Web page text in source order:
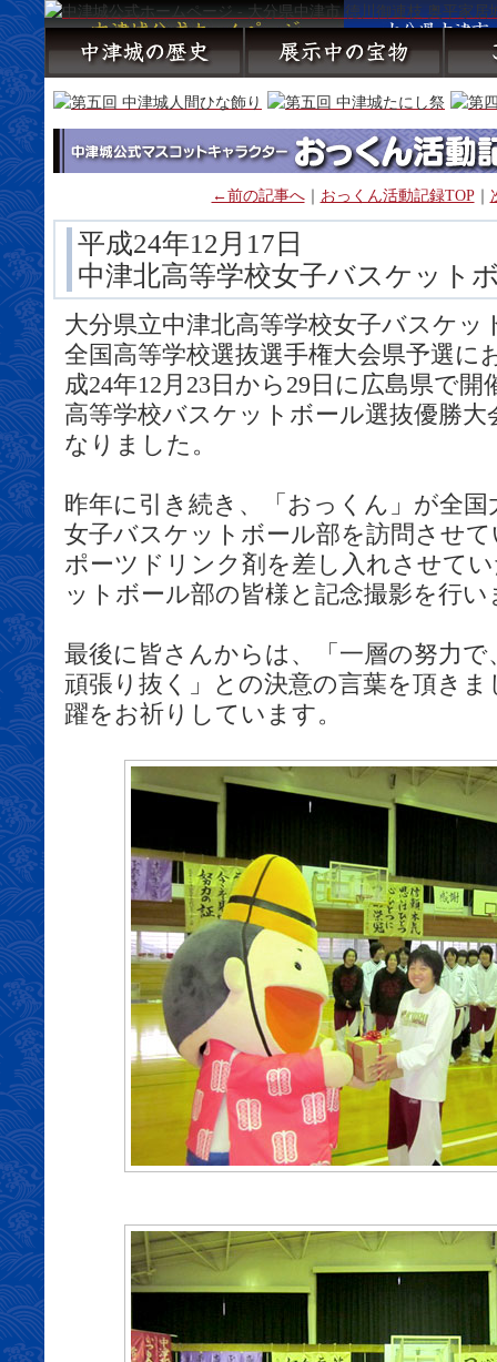
←前の記事へ｜ おっくん活動記録TOP｜
平成24年12月17日
中津北高等学校女子バスケット
大分県立中津北高等学校女子バスケッ
全国高等学校選抜選手権大会県予選に
成24年12月23日から29日に広島県で開
高等学校バスケットボール選抜優勝
なりました。
昨年に引き続き、「おっくん」が全国
女子バスケットボール部を訪問させ
ポーツドリンク剤を差し入れさせて
ットボール部の皆様と記念撮影を行い
最後に皆さんからは、「一層の努力で
頑張り抜く」との決意の言葉を頂き
躍をお祈りしています。